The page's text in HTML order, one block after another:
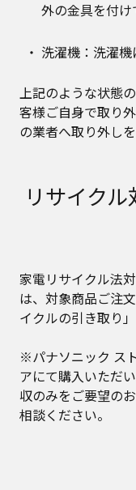
外の金具を付
洗濯機：洗濯
上記のような状態
客様ご自身で取り
の業者へ取り外し
リサイク
家電リサイクル法
は、対象商品ご注
イクルの引き取り
※パナソニック ス
アにて購入いただ
収のみをご要望のお
相談ください。